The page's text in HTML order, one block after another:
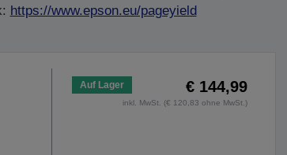
https://www.epson.eu/pageyield
Auf Lager € 144,99
inkl. MwSt. (€ 120,83 ohne MwSt.)